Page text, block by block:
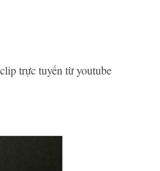
trực tuyến từ youtube